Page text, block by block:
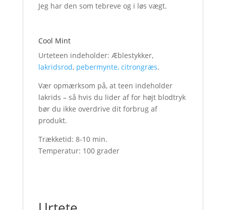
Jeg har den som tebreve og i løs vægt.
Cool Mint
Urteteen indeholder: Æblestykker,
lakridsrod, pebermynte, citrongræs.
Vær opmærksom på, at teen indeholder
lakrids – så hvis du lider af for højt blodtryk
bør du ikke overdrive dit forbrug af
produkt.
Trækketid: 8-10 min.
Temperatur: 100 grader